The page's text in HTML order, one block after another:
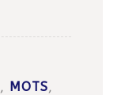
, MOTS,